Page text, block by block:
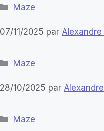
Catégories
Maze
07/11/2025 par Alexandre
Catégories
Maze
28/10/2025 par
Catégories
Maze